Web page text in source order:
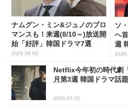
ナムグン・ミン&ジュノのブロ
マンスも！来週(8/10～)放送開
始「好評」韓国ドラマ7選
2026.08.03
ソ
へ
週
5
Netflix今年初の時代劇
月第3週 韓国ドラマ話
2026.07.22